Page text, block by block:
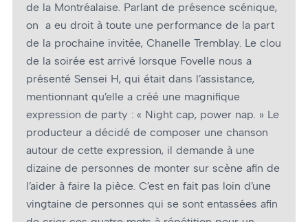
de la Montréalaise. Parlant de présence scénique,
on a eu droit à toute une performance de la part
de la prochaine invitée, Chanelle Tremblay. Le clou
de la soirée est arrivé lorsque Fovelle nous a
présenté Sensei H, qui était dans l’assistance,
mentionnant qu’elle a créé une magnifique
expression de party : « Night cap, power nap. » Le
producteur a décidé de composer une chanson
autour de cette expression, il demande à une
dizaine de personnes de monter sur scène afin de
l’aider à faire la pièce. C’est en fait pas loin d’une
vingtaine de personnes qui se sont entassées afin